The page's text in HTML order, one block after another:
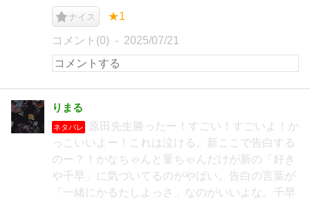
ナイス ★1
コメント(0) 2025/07/21
りまる
ネタバレ
原田先生勝ったー！すごい！すごいよ！か
っこいいよー！これは泣ける。新ここで告白する
のー？！かなちゃんと菫ちゃんだけが新の「好き
や千早」に気づいてるのがやばい。告白の言葉が
「一緒にかるたしよっさ」なのがいいよな。千早